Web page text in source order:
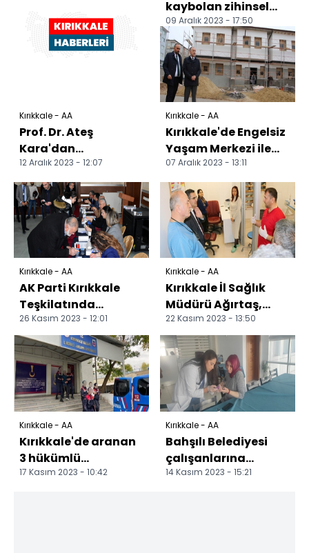
Kırıkkale - AA
Prof. Dr. Ateş
Kara'dan
kızamıktan
korunmak için aşı
önerisi:
12 Aralık 2023 - 12:07
kaybolan zihinsel
engelli genç
aranıyor
09 Aralık 2023 - 17:50
Kırıkkale - AA
Kırıkkale'de Engelsiz
Yaşam Merkezi ile
Gençlik Merkezi
inşası sürüyor
07 Aralık 2023 - 13:11
Kırıkkale - AA
AK Parti Kırıkkale
Teşkilatında
temayül yoklaması
başladı
26 Kasım 2023 - 12:01
Kırıkkale - AA
Kırıkkale İl Sağlık
Müdürü Ağırtaş,
ADSM'yi ziyaret etti
22 Kasım 2023 - 13:50
Kırıkkale - AA
Kırıkkale'de aranan
3 hükümlü
yakalandı
17 Kasım 2023 - 10:42
Kırıkkale - AA
Bahşılı Belediyesi
çalışanlarına
diyabet eğitimi
14 Kasım 2023 - 15:21